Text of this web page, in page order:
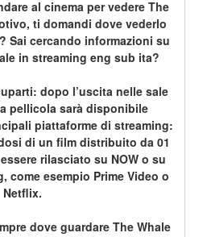
al cinema per vedere The
ti domandi dove vederlo
Sai cercando informazioni su
in streaming eng sub ita?
dopo l’uscita nelle sale
pellicola sarà disponibile
piattaforme di streaming:
di un film distribuito da 01
rilasciato su NOW o su
come esempio Prime Video o
Netflix.
dove guardare The Whale